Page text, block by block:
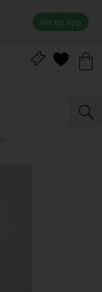
Ver no app